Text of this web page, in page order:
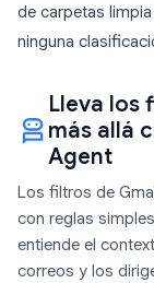
de carpetas
ninguna
Lleva los
más allá
Agent
Los filtros de
con reglas
entiende el
correos y los